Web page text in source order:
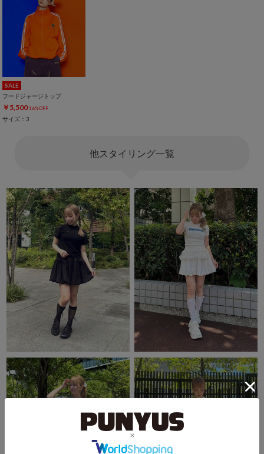
SALE
フードジャージトップ
￥5,500 16%OFF
サイズ：3
他スタイリング一覧